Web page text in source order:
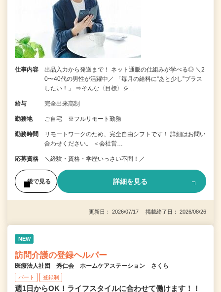
仕事内容
出品入力から発送まで！ ネット通販の仕組みが学べる◎ ＼2
0〜40代の男性が活躍中／ 「毎月の給料に“あと少し”プラス
したい！」 ⇒そんな〈目標〉を…
給与 完全出来高制
勤務地 ご自宅 ※フルリモート勤務
勤務時間
リモートワークのため、完全自由シフトです！ 詳細はお問い
合わせください。 ＜会社営…
応募資格 ＼経験・資格・学歴いっさい不問！／
後で見る 詳細を見る
更新日： 2026/07/17 掲載終了日： 2026/08/26
NEW
訪問介護の登録ヘルパー
医療法人社団 秀仁会 ホームケアステーション さくら
パート 登録制
週1日からOK！ライフスタイルに合わせて働けます！！